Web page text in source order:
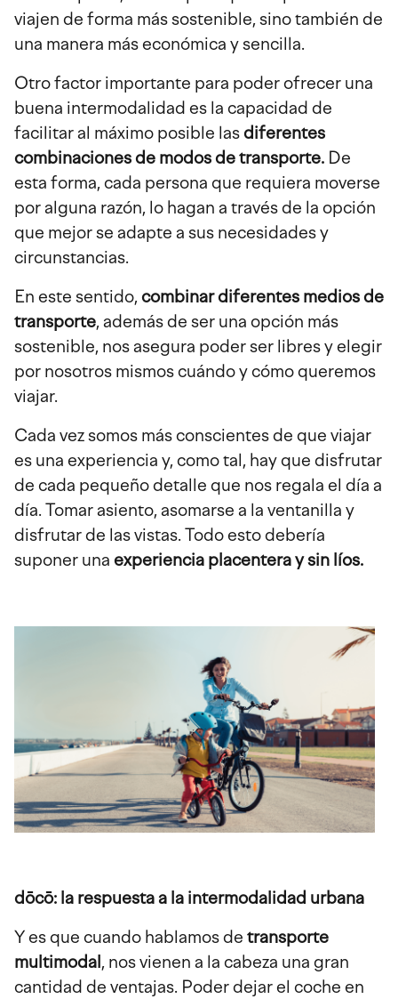
viajen de forma más sostenible, sino también de
una manera más económica y sencilla.
Otro factor importante para poder ofrecer una
buena intermodalidad es la capacidad de
facilitar al máximo posible lasdiferentes
combinaciones de modos de transporte. De
esta forma, cada persona que requiera moverse
por alguna razón, lo hagan a través de la opción
que mejor se adapte a sus necesidades y
circunstancias.
En este sentido,combinar diferentes medios de
transporte, además de ser una opción más
sostenible, nos asegura poder ser libres y elegir
por nosotros mismos cuándo y cómo queremos
viajar.
Cada vez somos más conscientes de que viajar
es una experiencia y, como tal, hay que disfrutar
de cada pequeño detalle que nos regala el día a
día. Tomar asiento, asomarse a la ventanilla y
disfrutar de las vistas. Todo esto debería
suponer una experiencia placentera y sin líos.
dōcō: la respuesta a la intermodalidad urbana
Y es que cuando hablamos de transporte
multimodal , nos vienen a la cabeza una gran
cantidad de ventajas. Poder dejar el coche en